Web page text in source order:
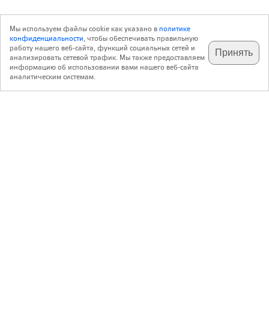
подпишитесь на наш
телеграм @archi_ru
✕
Мы используем файлы cookie как указано вполитике
конфиденциальности, чтобы обеспечивать правильную
работу нашего веб-сайта, функций социальных сетей и
анализировать сетевой трафик. Мы также предоставляем
информацию об использовании вами нашего веб-сайта
аналитическим системам.
Принять